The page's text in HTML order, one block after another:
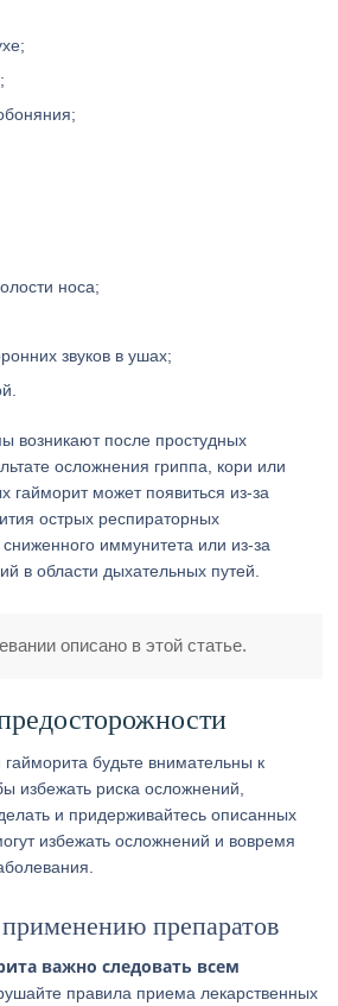
носа;
звуков в ушах;
возникают после простудных
осложнения гриппа, кори или
гайморит может появиться из-за
острых респираторных
иммунитета или из-за
в области дыхательных путей.
описано в этой статье.
будьте внимательны к
избежать риска осложнений,
и придерживайтесь описанных
избежать осложнений и вовремя
препаратов
важно следовать всем
правила приема лекарственных